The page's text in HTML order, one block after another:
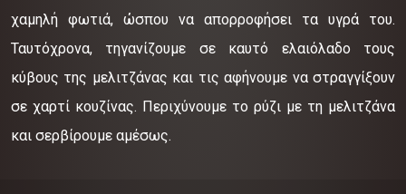
χαμηλή φωτιά, ώσπου να απορροφήσει τα υγρά του.
Ταυτόχρονα, τηγανίζουμε σε καυτό ελαιόλαδο τους
κύβους της μελιτζάνας και τις αφήνουμε να στραγγίξουν
σε χαρτί κουζίνας. Περιχύνουμε το ρύζι με τη μελιτζάνα
και σερβίρουμε αμέσως.